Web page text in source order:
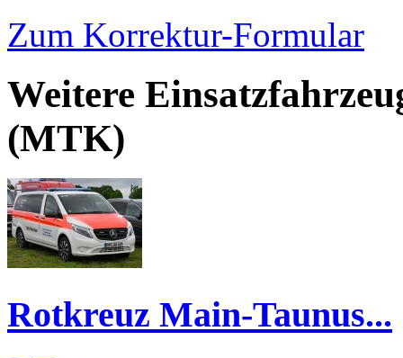
Zum Korrektur-Formular
Weitere
(MTK)
Rotkreuz Main-Taunus...